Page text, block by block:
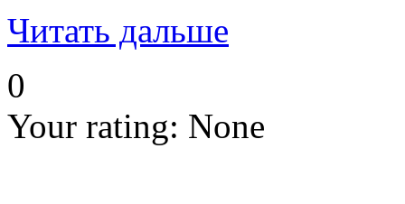
Читать дальше
0
Your rating: None